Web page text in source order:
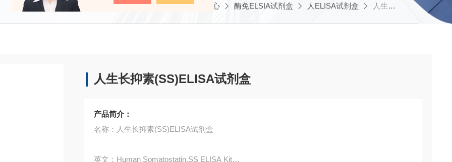
当前位置：首页 产品中心 酶免ELSIA试剂盒 人ELISA试剂盒 人生长抑素(SS)ELISA试剂盒
人生长抑素(SS)ELISA试剂盒
产品简介：
名称：人生长抑素(SS)ELISA试剂盒
英文：Human Somatostatin,SS ELISA Kit